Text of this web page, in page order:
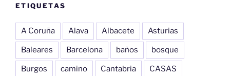
ETIQUETAS
A Coruña Alava Albacete Asturias
Baleares Barcelona baños bosque
Burgos camino Cantabria CASAS